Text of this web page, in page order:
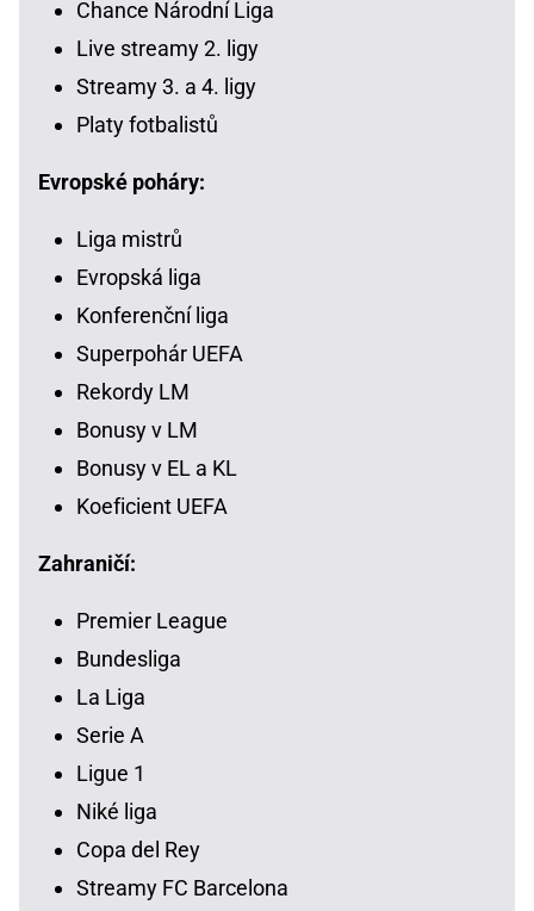
Chance Národní Liga
Live streamy 2. ligy
Streamy 3. a 4. ligy
Platy fotbalistů
Evropské poháry:
Liga mistrů
Evropská liga
Konferenční liga
Superpohár UEFA
Rekordy LM
Bonusy v LM
Bonusy v EL a KL
Koeficient UEFA
Zahraničí:
Premier League
Bundesliga
La Liga
Serie A
Ligue 1
Niké liga
Copa del Rey
Streamy FC Barcelona